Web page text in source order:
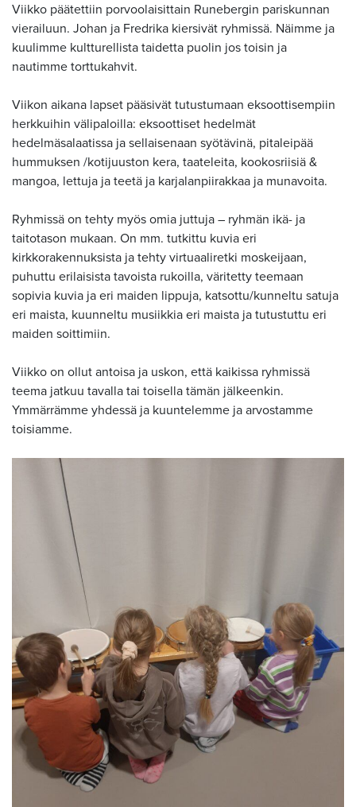
Viikko päätettiin porvoolaisittain Runebergin pariskunnan
vierailuun. Johan ja Fredrika kiersivät ryhmissä. Näimme ja
kuulimme kultturellista taidetta puolin jos toisin ja
nautimme torttukahvit.
Viikon aikana lapset pääsivät tutustumaan eksoottisempiin
herkkuihin välipaloilla: eksoottiset hedelmät
hedelmäsalaatissa ja sellaisenaan syötävinä, pitaleipää
hummuksen /kotijuuston kera, taateleita, kookosriisiä &
mangoa, lettuja ja teetä ja karjalanpiirakkaa ja munavoita.
Ryhmissä on tehty myös omia juttuja – ryhmän ikä- ja
taitotason mukaan. On mm. tutkittu kuvia eri
kirkkorakennuksista ja tehty virtuaaliretki moskeijaan,
puhuttu erilaisista tavoista rukoilla, väritetty teemaan
sopivia kuvia ja eri maiden lippuja, katsottu/kunneltu satuja
eri maista, kuunneltu musiikkia eri maista ja tutustuttu eri
maiden soittimiin.
Viikko on ollut antoisa ja uskon, että kaikissa ryhmissä
teema jatkuu tavalla tai toisella tämän jälkeenkin.
Ymmärrämme yhdessä ja kuuntelemme ja arvostamme
toisiamme.